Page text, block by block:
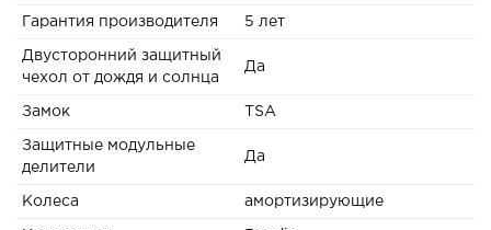
Гарантия производителя 5 лет
Двусторонний защитный
чехол от дождя и солнца
Да
Замок TSA
Защитные модульные
делители
Да
Колеса амортизирующие